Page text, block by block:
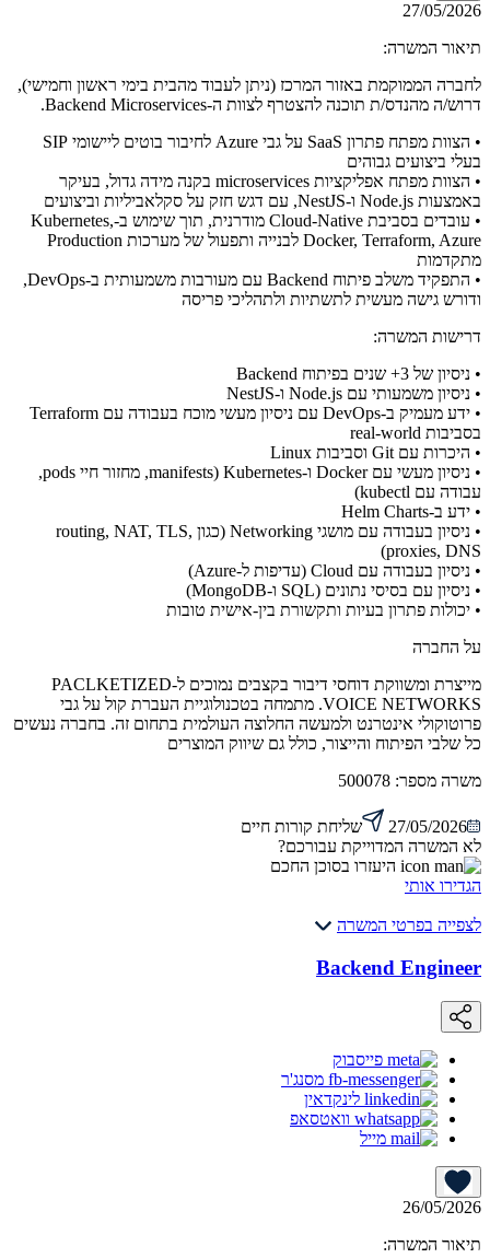
27/05/2026
תיאור המשרה:
לחברה הממוקמת באזור המרכז (ניתן לעבוד מהבית בימי ראשון וחמישי),
דרוש/ה מהנדס/ת תוכנה להצטרף לצוות ה-Backend Microservices.
• הצוות מפתח פתרון SaaS על גבי Azure לחיבור בוטים ליישומי SIP
בעלי ביצועים גבוהים
• הצוות מפתח אפליקציות microservices בקנה מידה גדול, בעיקר
באמצעות Node.js ו-NestJS, עם דגש חזק על סקלאביליות וביצועים
• עובדים בסביבת Cloud-Native מודרנית, תוך שימוש ב-Kubernetes,
Docker, Terraform, Azure לבנייה ותפעול של מערכות Production
מתקדמות
• התפקיד משלב פיתוח Backend עם מעורבות משמעותית ב-DevOps,
ודורש גישה מעשית לתשתיות ולתהליכי פריסה
דרישות המשרה:
• ניסיון של 3+ שנים בפיתוח Backend
• ניסיון משמעותי עם Node.js ו-NestJS
• ידע מעמיק ב-DevOps עם ניסיון מעשי מוכח בעבודה עם Terraform
בסביבות real-world
• היכרות עם Git וסביבות Linux
• ניסיון מעשי עם Docker ו-Kubernetes (manifests, מחזור חיי pods,
עבודה עם kubectl)
• ידע ב-Helm Charts
• ניסיון בעבודה עם מושגי Networking (כגון routing, NAT, TLS,
proxies, DNS)
• ניסיון בעבודה עם Cloud (עדיפות ל-Azure)
• ניסיון עם בסיסי נתונים (SQL ו-MongoDB)
• יכולות פתרון בעיות ותקשורת בין-אישית טובות
על החברה
מייצרת ומשווקת דוחסי דיבור בקצבים נמוכים ל-PACLKETIZED
VOICE NETWORKS. מתמחה בטכנולוגיית העברת קול על גבי
פרוטוקולי אינטרנט ולמעשה החלוצה העולמית בתחום זה. בחברה נעשים
כל שלבי הפיתוח והייצור, כולל גם שיווק המוצרים
משרה מספר: 500078
27/05/2026
שליחת קורות חיים
לא המשרה המדוייקת עבורכם?
היעזרו בסוכן החכם
הגדירו אותי
לצפייה בפרטי המשרה
Backend Engineer
פייסבוק
מסנג'ר
לינקדאין
וואטסאפ
מייל
26/05/2026
תיאור המשרה: